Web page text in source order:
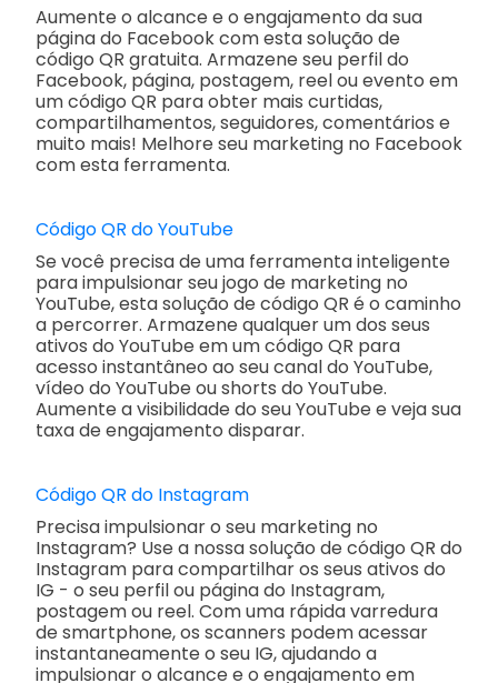
Aumente o alcance e o engajamento da sua
página do Facebook com esta solução de
código QR gratuita. Armazene seu perfil do
Facebook, página, postagem, reel ou evento em
um código QR para obter mais curtidas,
compartilhamentos, seguidores, comentários e
muito mais! Melhore seu marketing no Facebook
com esta ferramenta.
Código QR do YouTube
Se você precisa de uma ferramenta inteligente
para impulsionar seu jogo de marketing no
YouTube, esta solução de código QR é o caminho
a percorrer. Armazene qualquer um dos seus
ativos do YouTube em um código QR para
acesso instantâneo ao seu canal do YouTube,
vídeo do YouTube ou shorts do YouTube.
Aumente a visibilidade do seu YouTube e veja sua
taxa de engajamento disparar.
Código QR do Instagram
Precisa impulsionar o seu marketing no
Instagram? Use a nossa solução de código QR do
Instagram para compartilhar os seus ativos do
IG - o seu perfil ou página do Instagram,
postagem ou reel. Com uma rápida varredura
de smartphone, os scanners podem acessar
instantaneamente o seu IG, ajudando a
impulsionar o alcance e o engajamento em